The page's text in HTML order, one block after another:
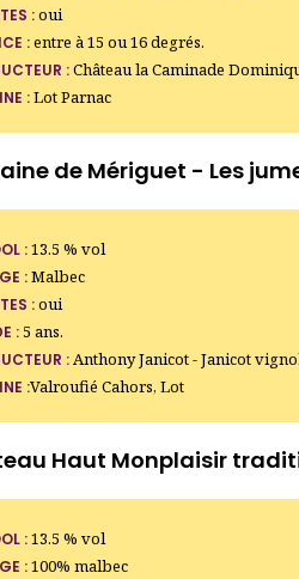
:oui
:entre à 15 ou 16 degrés.
:Château la Caminade
:Lot Parnac
de Mériguet - Les
:13.5 % vol
:Malbec
:oui
:5 ans.
:Anthony Janicot - Janicot
:Valroufié Cahors, Lot
Haut Monplaisir
:13.5 % vol
:100% malbec